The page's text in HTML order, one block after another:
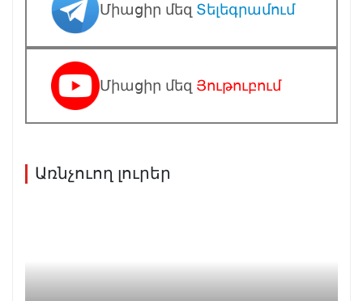
Միացիր մեզ Տելեգրամում
Միացիր մեզ Յութուբում
Առնչուող լուրեր